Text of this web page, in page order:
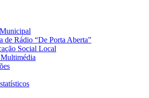
de Rádio “De Porta Aberta”
Social Local